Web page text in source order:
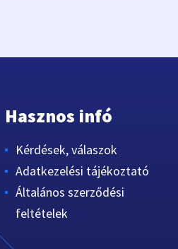
Hasznos infó
Kérdések, válaszok
Adatkezelési tájékoztató
Általános szerződési
feltételek